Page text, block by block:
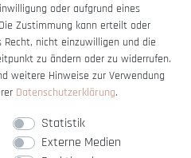
widerrufen
oder aufgrund eines
Zustimmung kann erteilt oder
nicht einzuwilligen und die
zu ändern oder zu widerrufen.
weitere Hinweise zur Verwendung
Daten­schutz­erklärung.
Statistik
Externe Medien